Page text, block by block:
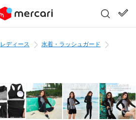
レディース
水着・ラッシュガード